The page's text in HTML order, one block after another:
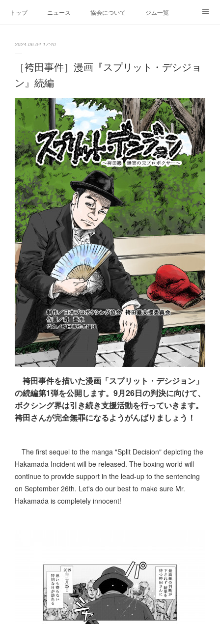
トップ ニュース 協会について ジム一覧
2024.06.04 17:40
［袴田事件］漫画『スプリット・デシジョ
ン』続編
袴田事件を描いた漫画「スプリット・デシジョン」
の続編第1弾を公開します。9月26日の判決に向けて、
ボクシング界は引き続き支援活動を行っていきます。
袴田さんが完全無罪になるようがんばりましょう！
The first sequel to the manga "Split Decision" depicting the
Hakamada Incident will be released. The boxing world will
continue to provide support in the lead-up to the sentencing
on September 26th. Let's do our best to make sure Mr.
Hakamada is completely innocent!